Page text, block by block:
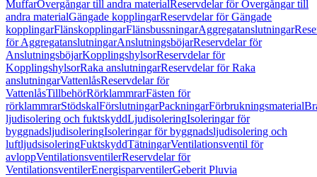
MuffarÖvergångar till andra materialReservdelar för Övergångar till
andra materialGängade kopplingarReservdelar för Gängade
kopplingarFlänskopplingarFlänsbussningarAggregatanslutningar
för AggregatanslutningarAnslutningsböjarReservdelar för
AnslutningsböjarKopplingshylsorReservdelar för
KopplingshylsorRaka anslutningarReservdelar för Raka
anslutningarVattenlåsReservdelar för
VattenlåsTillbehörRörklammrarFästen för
rörklammrarStödskalFörslutningarPackningarFörbrukningsmaterial
ljudisolering och fuktskyddLjudisoleringIsoleringar för
byggnadsljudisoleringIsoleringar för byggnadsljudisolering och
luftljudsisoleringFuktskyddTätningarVentilationsventil för
avloppVentilationsventilerReservdelar för
VentilationsventilerEnergisparventilerGeberit Pluvia